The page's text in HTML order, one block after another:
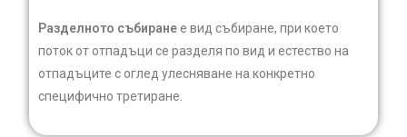
Разделното събиранее вид събиране, при което
поток от отпадъци се разделя по вид и естество на
отпадъците с оглед улесняване на конкретно
специфично третиране.